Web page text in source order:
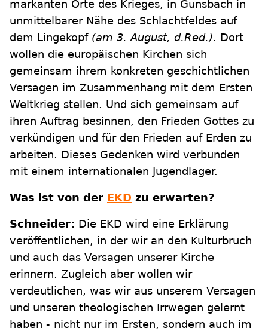
markanten Orte des Krieges, in Gunsbach in
unmittelbarer Nähe des Schlachtfeldes auf
dem Lingekopf (am 3. August, d.Red.). Dort
wollen die europäischen Kirchen sich
gemeinsam ihrem konkreten geschichtlichen
Versagen im Zusammenhang mit dem Ersten
Weltkrieg stellen. Und sich gemeinsam auf
ihren Auftrag besinnen, den Frieden Gottes zu
verkündigen und für den Frieden auf Erden zu
arbeiten. Dieses Gedenken wird verbunden
mit einem internationalen Jugendlager.
Was ist von der EKD zu erwarten?
Schneider: Die EKD wird eine Erklärung
veröffentlichen, in der wir an den Kulturbruch
und auch das Versagen unserer Kirche
erinnern. Zugleich aber wollen wir
verdeutlichen, was wir aus unserem Versagen
und unseren theologischen Irrwegen gelernt
haben - nicht nur im Ersten, sondern auch im